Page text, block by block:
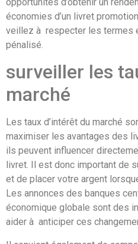
économies d’un livret
veillez à respecter les termes
pénalisé.
surveiller les
marché
Les taux d’intérêt du marché
maximiser les avantages des
ils peuvent influencer
livret. Il est donc important de
et de placer votre argent
Les annonces des banques
économique globale sont des
aider à anticiper ces